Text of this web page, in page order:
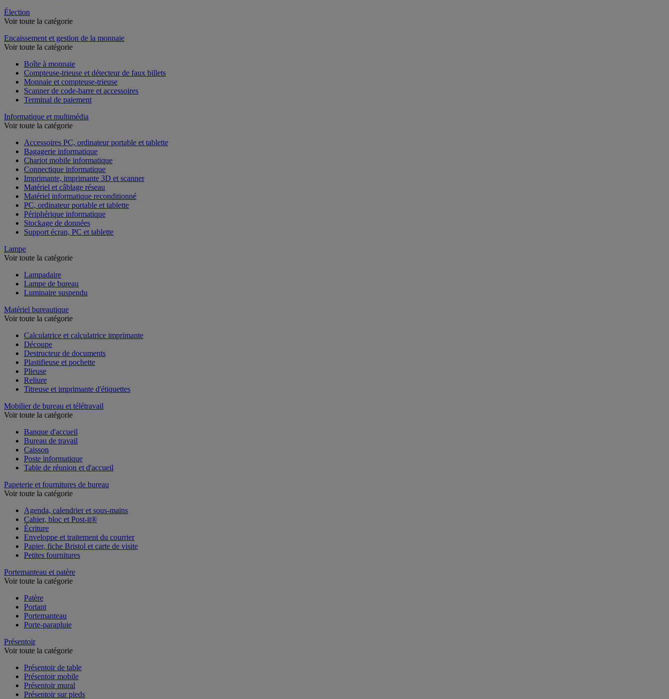
Élection
Voir toute la catégorie
Encaissement et gestion de la monnaie
Voir toute la catégorie
Boîte à monnaie
Compteuse-trieuse et détecteur de faux billets
Monnaie et compteuse-trieuse
Scanner de code-barre et accessoires
Terminal de paiement
Informatique et multimédia
Voir toute la catégorie
Accessoires PC, ordinateur portable et tablette
Bagagerie informatique
Chariot mobile informatique
Connectique informatique
Imprimante, imprimante 3D et scanner
Matériel et câblage réseau
Matériel informatique reconditionné
PC, ordinateur portable et tablette
Périphérique informatique
Stockage de données
Support écran, PC et tablette
Lampe
Voir toute la catégorie
Lampadaire
Lampe de bureau
Luminaire suspendu
Matériel bureautique
Voir toute la catégorie
Calculatrice et calculatrice imprimante
Découpe
Destructeur de documents
Plastifieuse et pochette
Plieuse
Reliure
Titreuse et imprimante d'étiquettes
Mobilier de bureau et télétravail
Voir toute la catégorie
Banque d'accueil
Bureau de travail
Caisson
Poste informatique
Table de réunion et d'accueil
Papeterie et fournitures de bureau
Voir toute la catégorie
Agenda, calendrier et sous-mains
Cahier, bloc et Post-it®
Écriture
Enveloppe et traitement du courrier
Papier, fiche Bristol et carte de visite
Petites fournitures
Portemanteau et patère
Voir toute la catégorie
Patère
Portant
Portemanteau
Porte-parapluie
Présentoir
Voir toute la catégorie
Présentoir de table
Présentoir mobile
Présentoir mural
Présentoir sur pieds